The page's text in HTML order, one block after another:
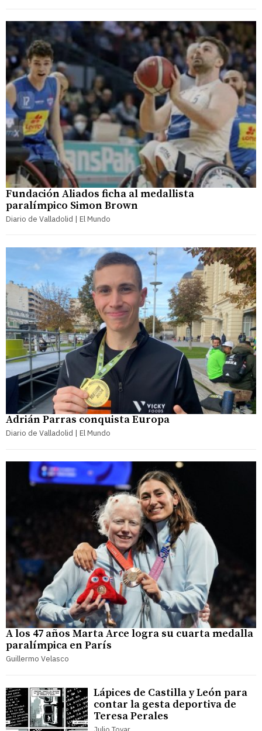
Fundación Aliados ficha al medallista
paralímpico Simon Brown
Diario de Valladolid | El Mundo
Adrián Parras conquista Europa
Diario de Valladolid | El Mundo
A los 47 años Marta Arce logra su cuarta medalla
paralímpica en París
Guillermo Velasco
Lápices de Castilla y León para
contar la gesta deportiva de
Teresa Perales